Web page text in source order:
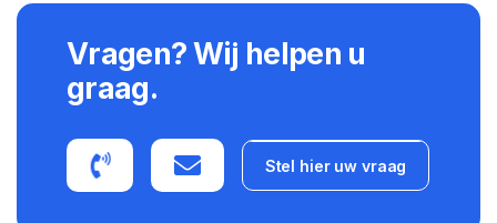
Vragen? Wij helpen u
graag.
Stel hier uw vraag